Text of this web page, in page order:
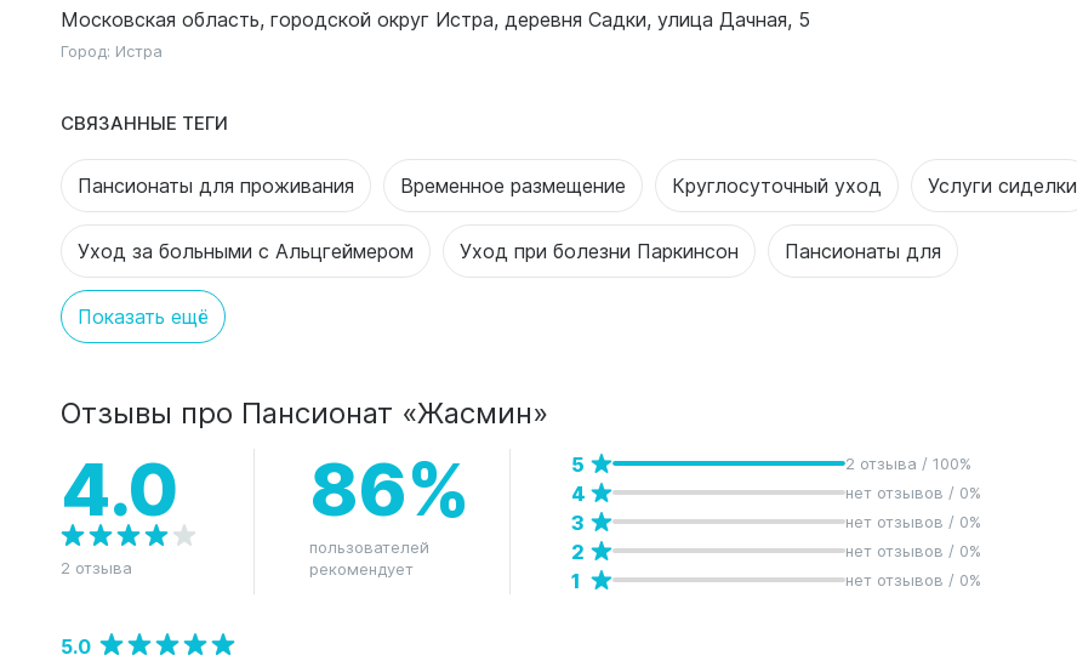
Московская область, городской округ Истра, деревня Садки, улица Дачная, 5
Город: Истра
СВЯЗАННЫЕ ТЕГИ
Пансионаты для проживания Временное размещение Круглосуточный уход Услуги сиделки
Уход за больными с Альцгеймером Уход при болезни Паркинсон Пансионаты для
Показать ещё
Отзывы про Пансионат «Жасмин»
4.0
2 отзыва
86%
пользователей
рекомендует
5 2 отзыва / 100%
4 нет отзывов / 0%
3 нет отзывов / 0%
2 нет отзывов / 0%
1 нет отзывов / 0%
5.0